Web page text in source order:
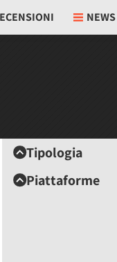
NEWS
Tipologia
Piattaforme